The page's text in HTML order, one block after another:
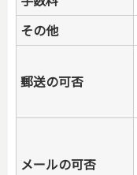
その他
郵送の可否
メールの可否